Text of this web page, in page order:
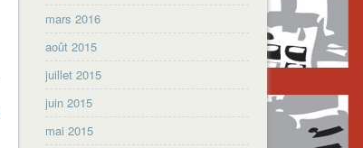
mars 2016
août 2015
juillet 2015
juin 2015
mai 2015